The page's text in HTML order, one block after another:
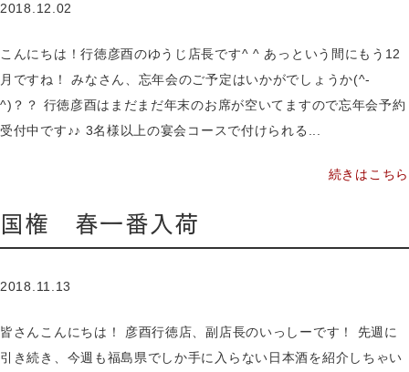
2018.12.02
こんにちは！行徳彦酉のゆうじ店長です^ ^ あっという間にもう12
月ですね！ みなさん、忘年会のご予定はいかがでしょうか(^-
^)？？ 行徳彦酉はまだまだ年末のお席が空いてますので忘年会予約
受付中です♪♪ 3名様以上の宴会コースで付けられる...
続きはこちら
国権 春一番入荷
2018.11.13
皆さんこんにちは！ 彦酉行徳店、副店長のいっしーです！ 先週に
引き続き、今週も福島県でしか手に入らない日本酒を紹介しちゃい